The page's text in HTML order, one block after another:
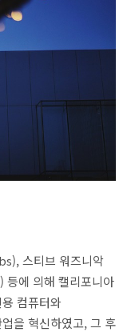
스티브 워즈니악
에 의해 캘리포니아
컴퓨터와
을 혁신하였고, 그 후